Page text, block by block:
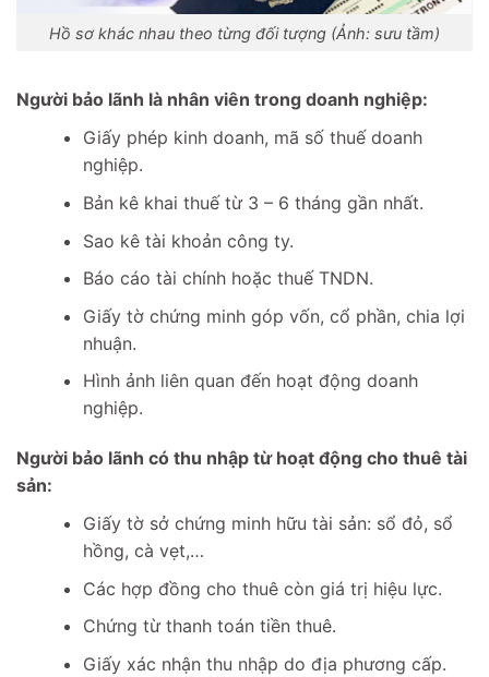
Hồ sơ khác nhau theo từng đối tượng (Ảnh: sưu tầm)
Người bảo lãnh là nhân viên trong doanh nghiệp:
Giấy phép kinh doanh, mã số thuế doanh
nghiệp.
Bản kê khai thuế từ 3 – 6 tháng gần nhất.
Sao kê tài khoản công ty.
Báo cáo tài chính hoặc thuế TNDN.
Giấy tờ chứng minh góp vốn, cổ phần, chia lợi
nhuận.
Hình ảnh liên quan đến hoạt động doanh
nghiệp.
Người bảo lãnh có thu nhập từ hoạt động cho thuê tài
sản:
Giấy tờ sở chứng minh hữu tài sản: sổ đỏ, sổ
hồng, cà vẹt,…
Các hợp đồng cho thuê còn giá trị hiệu lực.
Chứng từ thanh toán tiền thuê.
Giấy xác nhận thu nhập do địa phương cấp.